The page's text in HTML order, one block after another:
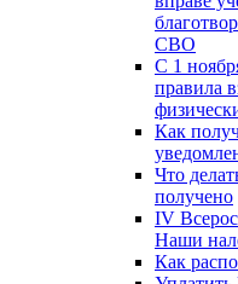
СВО
С 1
правила
Как
Что
получено
IV
Наши
Как